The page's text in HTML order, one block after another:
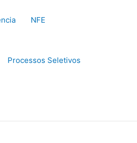
NFE
Processos Seletivos